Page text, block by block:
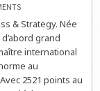
ON
STORY
LES
ÉCHECS
& Strategy. Née
grand
international
au
2521 points au